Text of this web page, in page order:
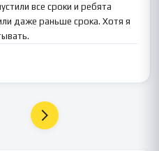
все сроки и ребята
даже раньше срока. Хотя я